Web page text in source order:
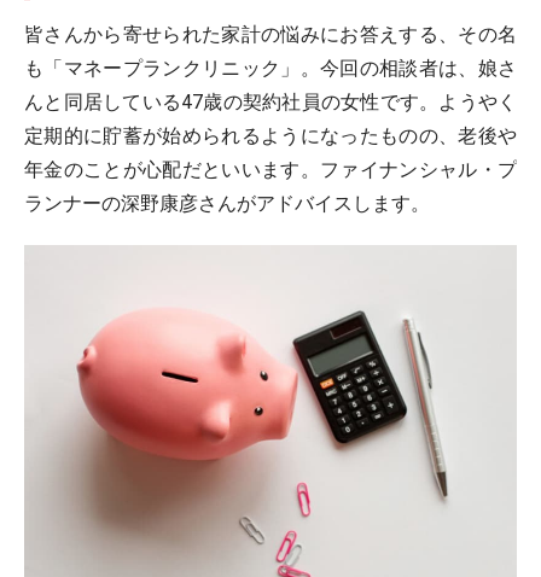
皆さんから寄せられた家計の悩みにお答えする、その名
も「マネープランクリニック」。今回の相談者は、娘さ
んと同居している47歳の契約社員の女性です。ようやく
定期的に貯蓄が始められるようになったものの、老後や
年金のことが心配だといいます。ファイナンシャル・プ
ランナーの深野康彦さんがアドバイスします。